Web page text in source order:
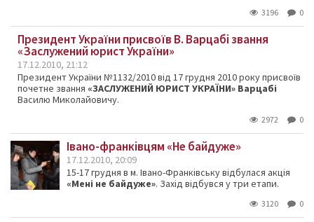
3196 0
Президент України присвоїв В. Варцабі звання
«Заслужений юрист України»
17.12.2010, 21:12
Президент України №1132/2010 від 17 грудня 2010 року присвоїв
почетне звання «ЗАСЛУЖЕНИЙ ЮРИСТ УКРАЇНИ» Варцабі
Василю Миколайовичу.
2972 0
Івано-франківцям «Не байдуже»
17.12.2010, 20:09
15-17 грудня в м. Івано-Франківську відбулася акція
«Мені не байдуже». Захід відбувся у три етапи.
3120 0